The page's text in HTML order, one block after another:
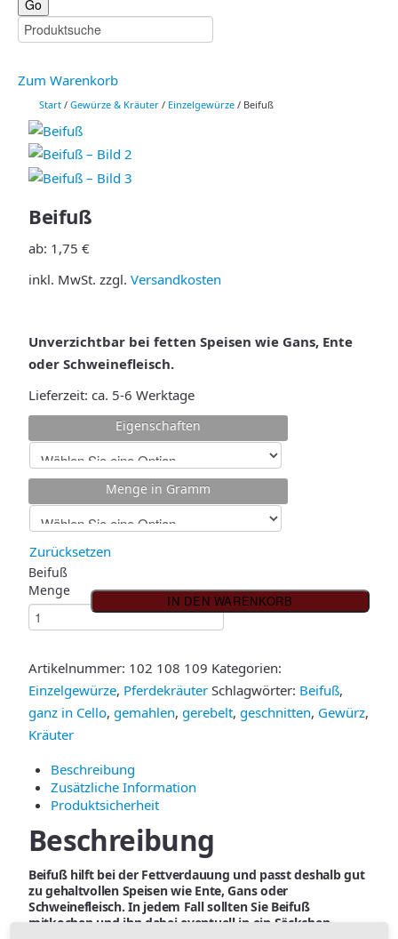
Zum Warenkorb
Start / Gewürze & Kräuter / Einzelgewürze / Beifuß
Beifuß
ab: 1,75 €
inkl. MwSt. zzgl. Versandkosten
Unverzichtbar bei fetten Speisen wie Gans, Ente
oder Schweinefleisch.
Lieferzeit: ca. 5-6 Werktage
Eigenschaften
Menge in Gramm
Zurücksetzen
Beifuß
Menge
IN DEN WARENKORB
Artikelnummer: 102 108 109 Kategorien:
Einzelgewürze, Pferdekräuter Schlagwörter: Beifuß,
ganz in Cello, gemahlen, gerebelt, geschnitten, Gewürz,
Kräuter
Beschreibung
Zusätzliche Information
Produktsicherheit
Beschreibung
Beifuß hilft bei der Fettverdauung und passt deshalb gut
zu gehaltvollen Speisen wie Ente, Gans oder
Schweinefleisch. In jedem Fall sollten Sie Beifuß
mitkochen und ihn dabei eventuell in ein Säckchen